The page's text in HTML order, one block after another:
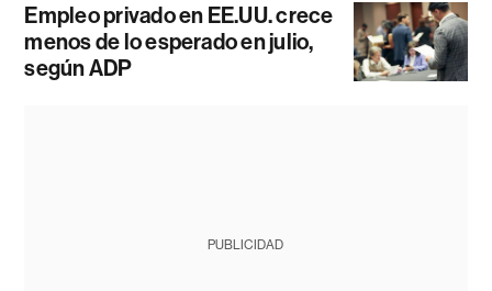
Empleo privado en EE.UU. crece
menos de lo esperado en julio,
según ADP
PUBLICIDAD